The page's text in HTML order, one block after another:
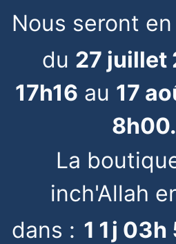
Nous seront
du 27 juillet
17h16 au 17
8h00.
La
inch'Allah
dans : 11j 03h